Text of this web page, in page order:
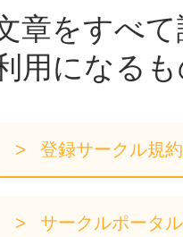
章をすべ
用になる
登録サークル規約
サークルポータ